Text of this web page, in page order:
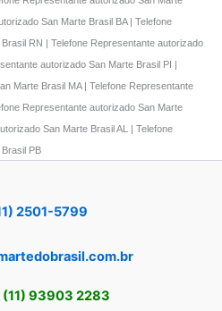
San Marte Brasil BA | Telefone
RN | Telefone Representante autorizado
autorizado San Marte Brasil PI |
Marte Brasil MA | Telefone Representante
Representante autorizado San Marte
San Marte Brasil AL | Telefone
PB
2501-5799
93903 2283